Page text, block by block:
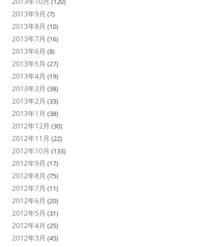
2013年9月 (7)
2013年8月 (10)
2013年7月 (16)
2013年6月 (8)
2013年5月 (27)
2013年4月 (19)
2013年3月 (38)
2013年2月 (33)
2013年1月 (38)
2012年12月 (30)
2012年11月 (22)
2012年10月 (133)
2012年9月 (17)
2012年8月 (75)
2012年7月 (11)
2012年6月 (20)
2012年5月 (31)
2012年4月 (25)
2012年3月 (45)